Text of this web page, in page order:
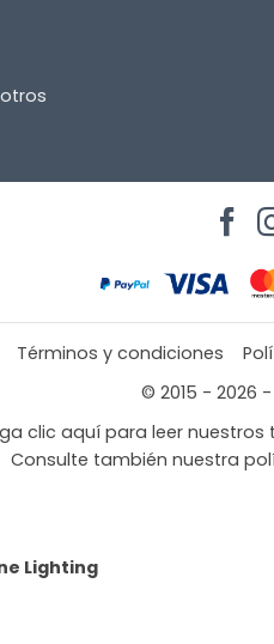
Términos y condiciones
© 2015 - 2026
clic aquí para leer
Consulte también nuestra
Lighting